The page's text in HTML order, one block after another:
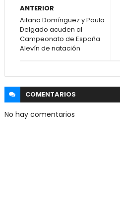
ANTERIOR
Aitana Domínguez y Paula
Delgado acuden al
Campeonato de España
Alevín de natación
COMENTARIOS
No hay comentarios